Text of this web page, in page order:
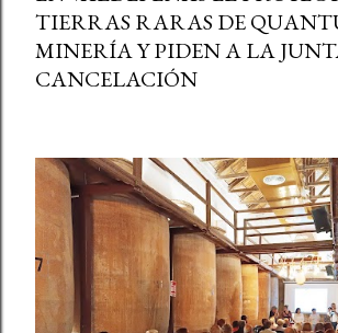
TIERRAS RARAS DE
MINERÍA Y PIDEN A LA
CANCELACIÓN